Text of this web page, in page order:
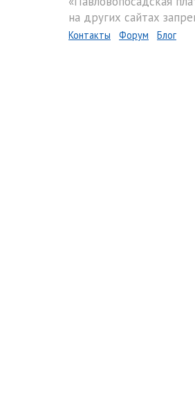
на других сайтах
Контакты Форум Блог